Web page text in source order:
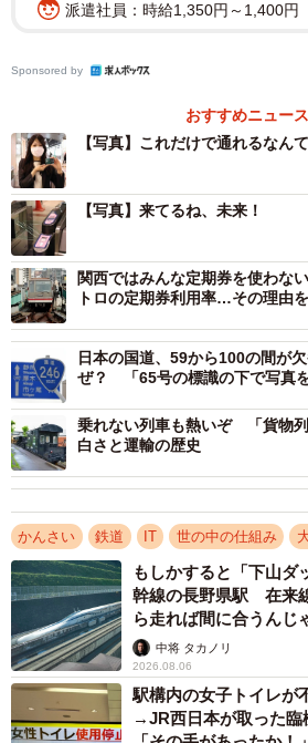
現金チャージなしで電車に乗れるの
カ決済を導入しようとする理由は？
クレジットカードをピッ！とするだけで改札
辻本さんによると、コロナ禍以前の
国人旅行者）景気では、関西空港駅
の列ができ、外国人客を長時間待た
派遣社員：時給1,350円～1,400円
Sponsored by
おすすめニュース
【写真】これだけで通れるなん
【写真】来てるね、未来！
関西ではみんな定期券を使わな
トロの定期券利用率…その理由
日本の国道、59から100の間が
ぜ？ 「65号の標識の下で写真
乗れない列車も熱いぞ 「貨物
白さと運輸の歴史
かんさい 鉄道 IT 世の中の仕組み
もしかすると「下山
幹線の長野県駅 在来
ら走れば間に合うん
係が反響
中将 タカノリ
2026.08.06
駅構内の女子トイレが
→JR西日本が取った